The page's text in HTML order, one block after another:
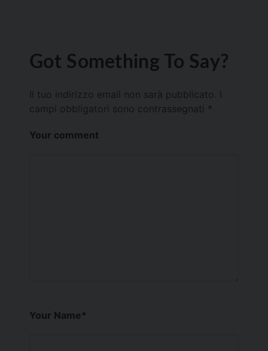
Got Something To Say?
Il tuo indirizzo email non sarà pubblicato.
campi obbligatori sono contrassegnati *
Your comment
Your Name*